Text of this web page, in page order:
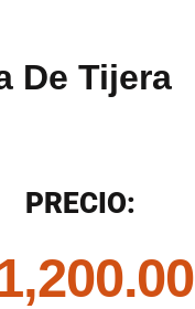
De Tijera
PRECIO: